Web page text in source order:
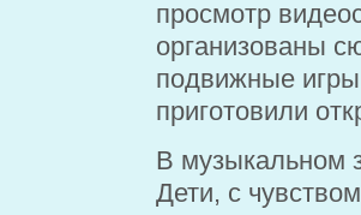
просмотр
организованы
подвижные
приготовили
В музыкальном
Дети, с